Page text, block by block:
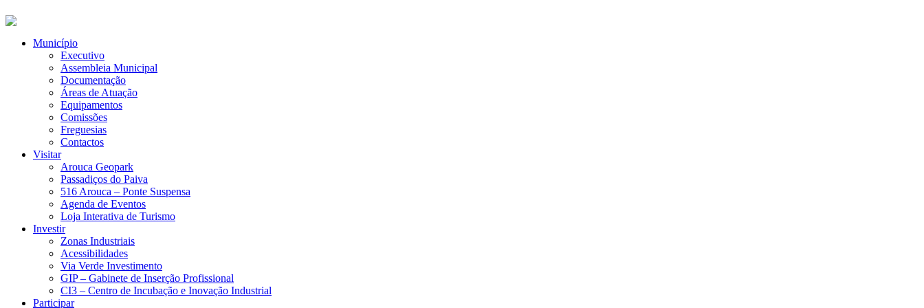
Município
Executivo
Assembleia Municipal
Documentação
Áreas de Atuação
Equipamentos
Comissões
Freguesias
Contactos
Visitar
Arouca Geopark
Passadiços do Paiva
516 Arouca – Ponte Suspensa
Agenda de Eventos
Loja Interativa de Turismo
Investir
Zonas Industriais
Acessibilidades
Via Verde Investimento
GIP – Gabinete de Inserção Profissional
CI3 – Centro de Incubação e Inovação Industrial
Participar